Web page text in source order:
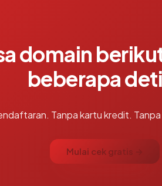
domain
beberapa
Tanpa kartu kredit.
Mulai cek gratis →